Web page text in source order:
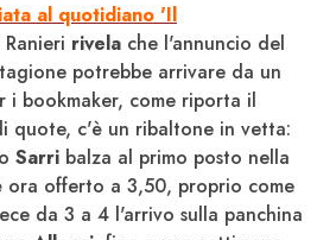
al quotidiano 'Il
rivela che l'annuncio del
potrebbe arrivare da un
i bookmaker, come riporta il
quote, c'è un ribaltone in vetta:
Sarri balza al primo posto nella
ora offerto a 3,50, proprio come
da 3 a 4 l'arrivo sulla panchina